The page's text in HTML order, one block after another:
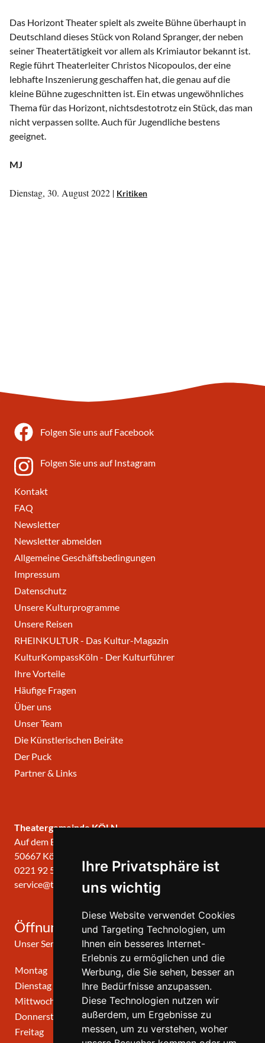
Ihre Privatsphäre ist
uns wichtig
Diese Website verwendet Cookies
und Targeting Technologien, um
Ihnen ein besseres Internet-
Erlebnis zu ermöglichen und die
Werbung, die Sie sehen, besser an
Ihre Bedürfnisse anzupassen.
Diese Technologien nutzen wir
außerdem, um Ergebnisse zu
messen, um zu verstehen, woher
Das Horizont Theater spielt als zweite Bühne überhaupt in
Deutschland dieses Stück von Roland Spranger, der neben
seiner Theatertätigkeit vor allem als Krimiautor bekannt ist.
Regie führt Theaterleiter Christos Nicopoulos, der eine
lebhafte Inszenierung geschaffen hat, die genau auf die
kleine Bühne zugeschnitten ist. Ein etwas ungewöhnliches
Thema für das Horizont, nichtsdestotrotz ein Stück, das man
nicht verpassen sollte. Auch für Jugendliche bestens
geeignet.
MJ
Dienstag, 30. August 2022 | Kritiken
Folgen Sie uns auf Facebook
Folgen Sie uns auf Instagram
Kontakt
FAQ
Newsletter
Newsletter abmelden
Allgemeine Geschäftsbedingungen
Impressum
Datenschutz
Unsere Kulturprogramme
Unsere Reisen
RHEINKULTUR - Das Kultur-Magazin
KulturKompassKöln - Der Kulturführer
Ihre Vorteile
Häufige Fragen
Über uns
Unser Team
Die Künstlerischen Beiräte
Der Puck
Partner & Links
Theatergemeinde KÖLN
Auf dem Berlich 34
50667 Köln
0221 92 57 420
service@theatergemeinde-koeln.de
Öffnungszeiten
Unser Service-Center ist zu folgenden Zeiten geöffnet
Montag
10:00 Uhr - 12:00 Uhr
Dienstag
10:00 Uhr - 12:00 Uhr
Mittwoch
10:00 Uhr - 12:00 Uhr
Donnerstag
10:00 Uhr - 12:00 Uhr
Freitag
geschlossen